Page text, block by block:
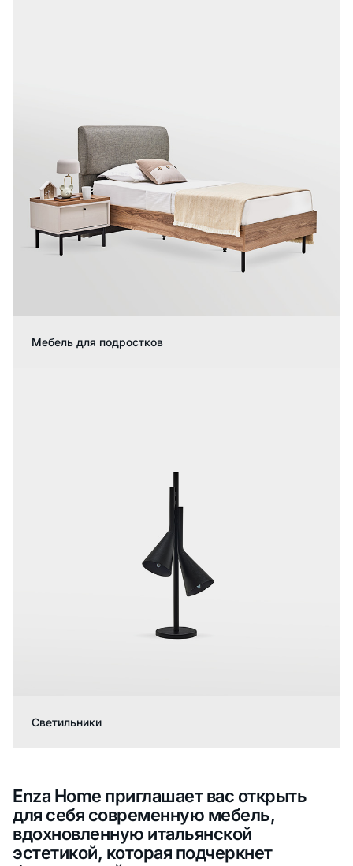
Мебель для подростков
Светильники
Enza Home приглашает вас открыть
для себя современную мебель,
вдохновленную итальянской
эстетикой, которая подчеркнет